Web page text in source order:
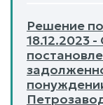
Решение
18.12.2023